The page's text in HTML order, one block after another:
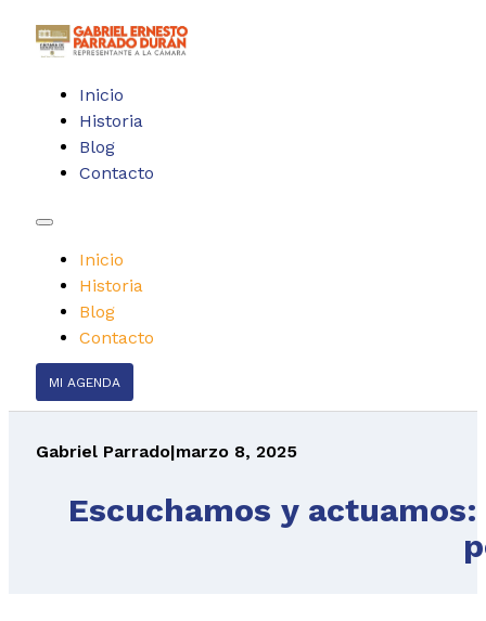
Inicio
Historia
Blog
Contacto
Inicio
Historia
Blog
Contacto
MI AGENDA
Gabriel Parrado|marzo 8, 2025
Escuchamos y